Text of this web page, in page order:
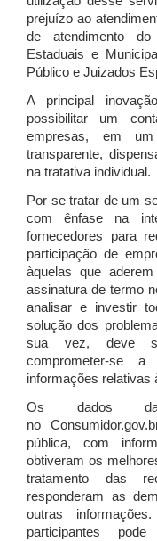
prejuízo ao
de atendimento
Estaduais e
Público e Juizados
A principal
possibilitar um
empresas, em
transparente,
na tratativa individual.
Por se tratar de um
com ênfase na
fornecedores para
participação de
àquelas que
assinatura de termo
analisar e investir
solução dos
sua vez, deve
comprometer-se
informações relativas
Os dados das
no
pública, com
obtiveram os
tratamento das
responderam as
outras
participantes